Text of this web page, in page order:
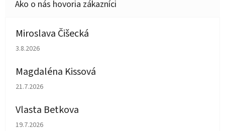
Miroslava Čišecká
Hodnotenie obchodu je 1 z 5 hviezdičiek.
3.8.2026
Magdaléna Kissová
Hodnotenie obchodu je 5 z 5 hviezdičiek.
21.7.2026
Vlasta Betkova
Hodnotenie obchodu je 5 z 5 hviezdičiek.
19.7.2026